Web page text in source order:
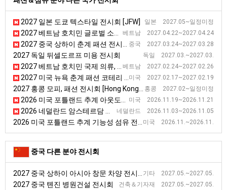
일본 2027.05~일정미정
2027 일본 도쿄 텍스타일 전시회 [JFW]
베트남 2027.04.22~2027.04.24
2027 베트남 호치민 글로벌 소싱페어 전시회
중국 2027.03.24~2027.03.28
2027 중국 상하이 춘계 패션 전시회
독일 2027.03.~2027.03.
2027 독일 뒤셀도르프 미용 전시회
베트남 2027.02.24~2027.02.26
2027 베트남 호치민 국제 의류, 섬유 및 섬유 기술 무역 전시회
미국 2027.02.17~2027.02.19
2027 미국 뉴욕 춘계 패션 코테리 전시회
홍콩 2027.02~일정미정
2027 홍콩 모피, 패션 전시회 [Hong Kong International Fur & Fashion Fair]
미국 2026.11.19~2026.11.21
2026 미국 포틀랜드 추계 아웃도어스포츠 기능성 섬유 박람회
네덜란드 2026.11.03~2026.11.05
2026 네덜란드 암스테르담 섬유패션 국제스포츠용품 전시회
미국 2026.11.~2026.11.
2026 미국 포틀랜드 추계 기능성 섬유 전시회
중국 다른 분야 전시회
기타 2027.05.~2027.05.
2027 중국 상하이 아시아 창문 차양 전시회
건축＆기자재 2027.05.~2027.05.
2027 중국 톈진 병원건설 전시회